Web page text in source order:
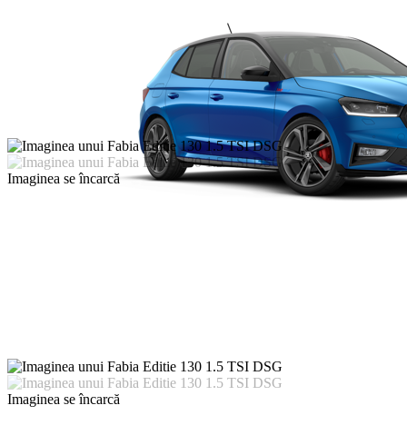
Imaginea se încarcă
Imaginea se încarcă